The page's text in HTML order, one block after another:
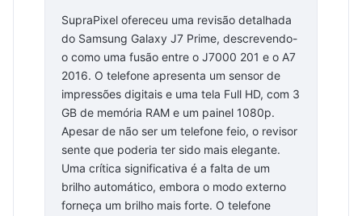
SupraPixel ofereceu uma revisão detalhada
do Samsung Galaxy J7 Prime, descrevendo-
o como uma fusão entre o J7000 201 e o A7
2016. O telefone apresenta um sensor de
impressões digitais e uma tela Full HD, com 3
GB de memória RAM e um painel 1080p.
Apesar de não ser um telefone feio, o revisor
sente que poderia ter sido mais elegante.
Uma crítica significativa é a falta de um
brilho automático, embora o modo externo
forneça um brilho mais forte. O telefone